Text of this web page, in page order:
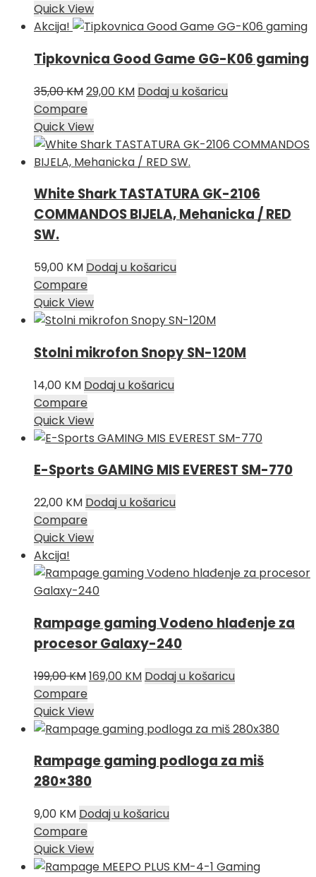
bila
je:
69,00 KM.
Quick View
Akcija!
Tipkovnica Good Game GG-K06 gaming
35,00KMIzvorna
cijena
bila
je:
35,00 KM.
29,00 KMTrenutna
29,00 KM.
Dodaj u košaricu
Compare
Quick View
White Shark TASTATURA GK-2106
COMMANDOS BIJELA, Mehanicka / RED
SW.
59,00 KM Dodaj u košaricu
Compare
Quick View
Stolni mikrofon Snopy SN-120M
14,00 KM Dodaj u košaricu
Compare
Quick View
E-Sports GAMING MIS EVEREST SM-770
22,00 KM Dodaj u košaricu
Compare
Quick View
Akcija!
Rampage gaming Vodeno hlađenje za
procesor Galaxy-240
199,00KMIzvorna
bila
je:
169,00 KMTrenutna
169,00 KM.
Dodaj u košaricu
Compare
Quick View
Rampage gaming podloga za miš
280×380
9,00 KM Dodaj u košaricu
Compare
Quick View